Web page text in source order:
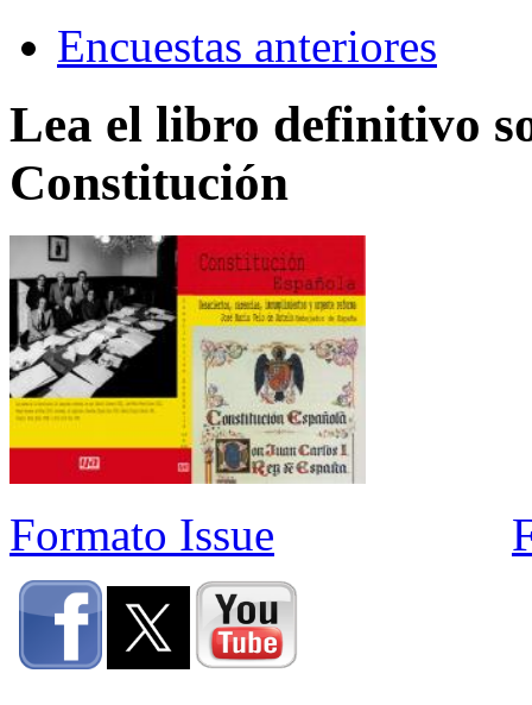
Encuestas anteriores
Lea el libro definitivo
Constitución
Formato Issue